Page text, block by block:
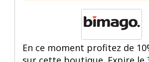
En ce moment profitez de